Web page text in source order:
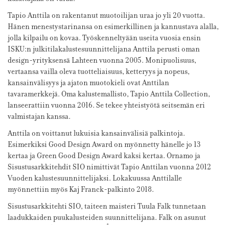
Tapio Anttila on rakentanut muotoilijan uraa jo yli 20 vuotta.
Hänen menestystarinansa on esimerkillinen ja kannustava alalla,
jolla kilpailu on kovaa. Työskenneltyään useita vuosia ensin
ISKU:n julkitilakalustesuunnittelijana Anttila perusti oman
design-yrityksensä Lahteen vuonna 2005. Monipuolisuus,
vertaansa vailla oleva tuotteliaisuus, ketteryys ja nopeus,
kansainvälisyys ja ajaton muotokieli ovat Anttilan
tavaramerkkejä. Oma kalustemallisto, Tapio Anttila Collection,
lanseerattiin vuonna 2016. Se tekee yhteistyötä seitsemän eri
valmistajan kanssa.
Anttila on voittanut lukuisia kansainvälisiä palkintoja.
Esimerkiksi Good Design Award on myönnetty hänelle jo 13
kertaa ja Green Good Design Award kaksi kertaa. Ornamo ja
Sisustusarkkitehdit SIO nimittivät Tapio Anttilan vuonna 2012
Vuoden kalustesuunnittelijaksi. Lokakuussa Anttilalle
myönnettiin myös Kaj Franck-palkinto 2018.
Sisustusarkkitehti SIO, taiteen maisteri Tuula Falk tunnetaan
laadukkaiden puukalusteiden suunnittelijana. Falk on asunut